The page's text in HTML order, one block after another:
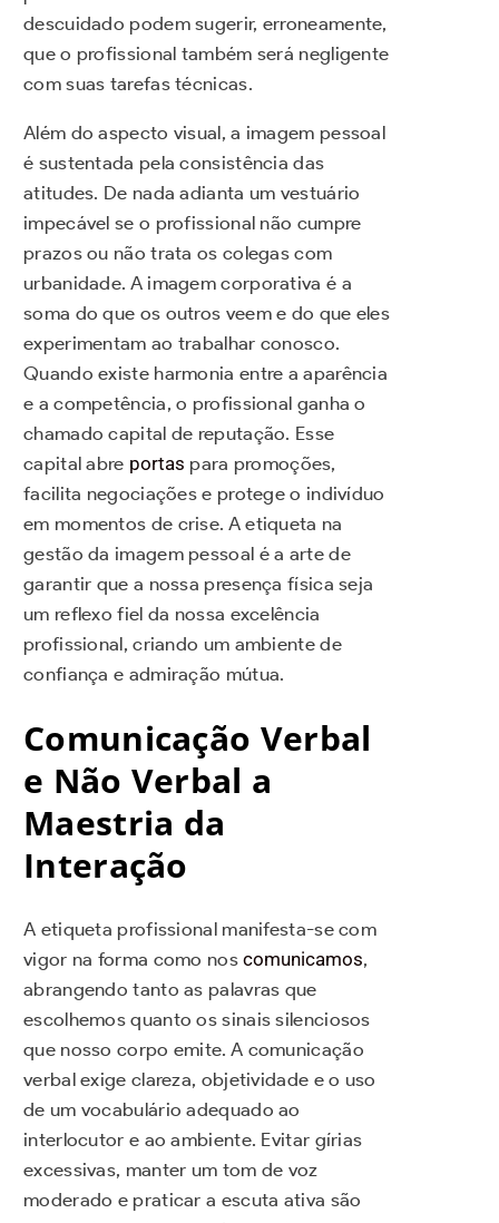
descuidado podem sugerir, erroneamente,
que o profissional também será negligente
com suas tarefas técnicas.
Além do aspecto visual, a imagem pessoal
é sustentada pela consistência das
atitudes. De nada adianta um vestuário
impecável se o profissional não cumpre
prazos ou não trata os colegas com
urbanidade. A imagem corporativa é a
soma do que os outros veem e do que eles
experimentam ao trabalhar conosco.
Quando existe harmonia entre a aparência
e a competência, o profissional ganha o
chamado capital de reputação. Esse
capital abre portas para promoções,
facilita negociações e protege o indivíduo
em momentos de crise. A etiqueta na
gestão da imagem pessoal é a arte de
garantir que a nossa presença física seja
um reflexo fiel da nossa excelência
profissional, criando um ambiente de
confiança e admiração mútua.
Comunicação Verbal
e Não Verbal a
Maestria da
Interação
A etiqueta profissional manifesta-se com
vigor na forma como noscomunicamos,
abrangendo tanto as palavras que
escolhemos quanto os sinais silenciosos
que nosso corpo emite. A comunicação
verbal exige clareza, objetividade e o uso
de um vocabulário adequado ao
interlocutor e ao ambiente. Evitar gírias
excessivas, manter um tom de voz
moderado e praticar a escuta ativa são